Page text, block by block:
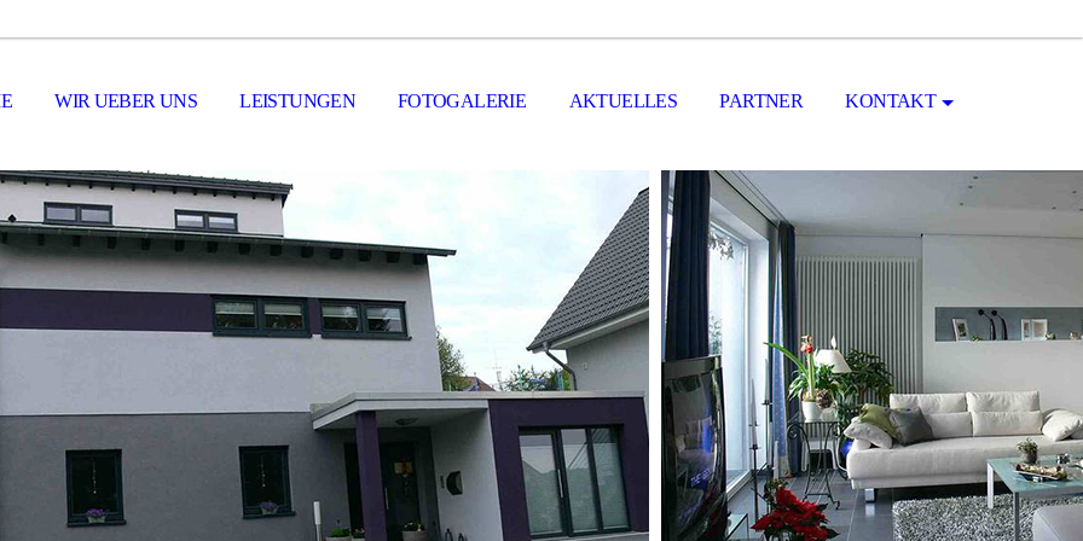
WIR UEBER UNS LEISTUNGEN FOTOGALERIE AKTUELLES PARTNER KONTAKT